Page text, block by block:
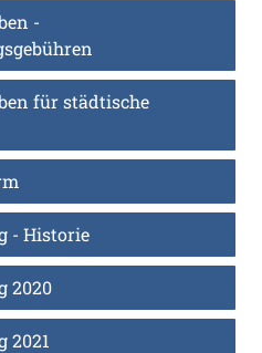
-
für städtische
- Historie
2020
2021